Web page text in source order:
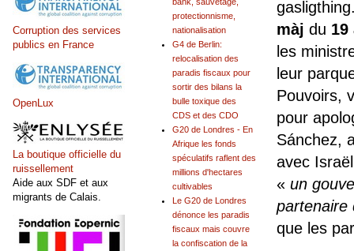
màj du 19
les
leur
Pouvoirs,
pour
Sánchez,
avec
« un
partenaire
que les
protectionnisme,
nationalisation
G4 de Berlin:
relocalisation des
paradis fiscaux pour
sortir des bilans la
bulle toxique des
CDS et des CDO
G20 de Londres - En
Afrique les fonds
spéculatifs raflent des
millions d'hectares
cultivables
Le G20 de Londres
dénonce les paradis
fiscaux mais couvre
la confiscation de la
Corruption des services
publics en France
OpenLux
La boutique officielle du
ruissellement
Aide aux SDF et aux
migrants de Calais.